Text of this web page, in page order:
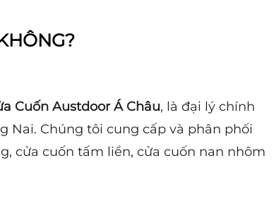
Cuốn Austdoor Á Châu, là đại lý chính
Nai. Chúng tôi cung cấp và phân phối
cửa cuốn tấm liền, cửa cuốn nan nhôm